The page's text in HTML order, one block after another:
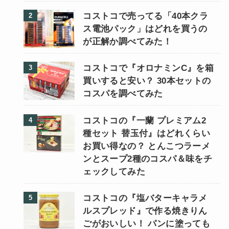
コストコで売ってる「40本クラ
ス電池パック」はどれを買うの
が正解か調べてみた！
コストコで『オロナミンC』を箱
買いすると安い？ 30本セットの
コスパを調べてみた
コストコの『一蘭 プレミアム2
種セット 替玉付』はどれくらい
お買い得なの？ とんこつラーメ
ンとスープ2種のコスパ＆味をチ
ェックしてみた
コストコの『塩バターキャラメ
ルスプレッド』で作る焼きりん
ごがおいしい！ パンに塗っても